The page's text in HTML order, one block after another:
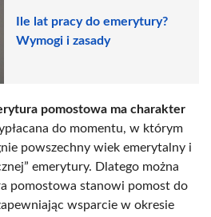
Ile lat pracy do emerytury?
Wymogi i zasady
pomostowa ma charakter
do momentu, w którym
powszechny wiek emerytalny i
emerytury. Dlatego można
pomostowa stanowi pomost do
wsparcie w okresie